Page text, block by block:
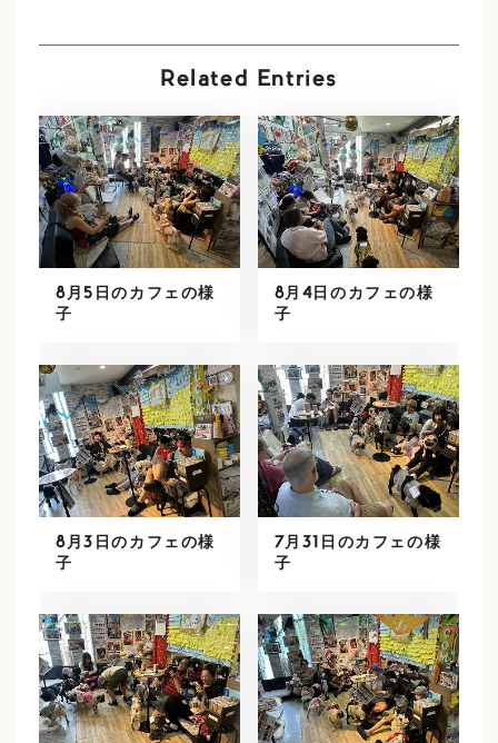
Related Entries
8月5日のカフェの様
子
8月4日のカフェの様
子
8月3日のカフェの様
子
7月31日のカフェの様
子